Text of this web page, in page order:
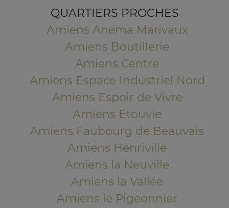
QUARTIERS PROCHES
Amiens Anema Marivaux
Amiens Boutillerie
Amiens Centre
Amiens Espace Industriel Nord
Amiens Espoir de Vivre
Amiens Etouvie
Amiens Faubourg de Beauvais
Amiens Henriville
Amiens la Neuville
Amiens la Vallée
Amiens le Pigeonnier